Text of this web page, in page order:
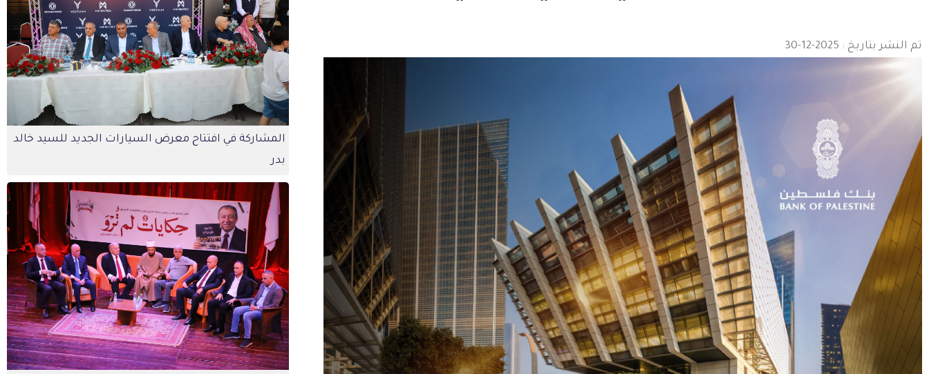
تم النشر بتاريخ : 2025-12-30
المشاركة في افتتاح معرض السيارات الجديد للسيد خالد
بدر